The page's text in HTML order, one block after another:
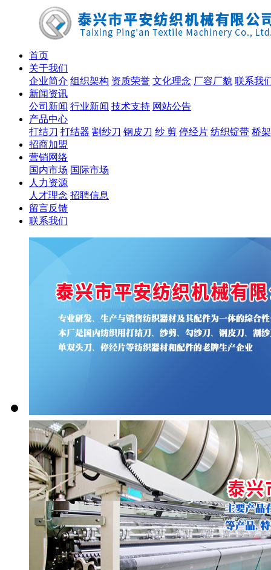
首页
关于我们
企业简介 组织架构 资质荣誉 文化理念 厂容厂貌 联系我
新闻资讯
公司新闻 行业新闻 技术支持 网站公告
产品中心
打结刀 打结器 割纱刀 钢皮刀 纱 剪 停经片 纺织锭带 桥
招商加盟
营销网络
国内市场 国际市场
人力资源
人才理念 招聘信息
留言反馈
联系我们